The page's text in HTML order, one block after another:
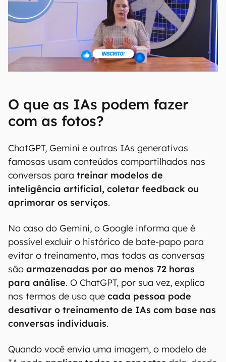
O que as IAs podem fazer
com as fotos?
ChatGPT, Gemini e outras IAs generativas
famosas usam conteúdos compartilhados nas
conversas para treinar modelos de
inteligência artificial, coletar feedback ou
aprimorar os serviços.
No caso do Gemini, o Google informa que é
possível excluir o histórico de bate-papo para
evitar o treinamento, mas todas as conversas
são armazenadas por ao menos 72 horas
para análise. O ChatGPT, por sua vez, explica
nos termos de uso que cada pessoa pode
desativar o treinamento de IAs com base nas
conversas individuais.
Quando você envia uma imagem, o modelo de